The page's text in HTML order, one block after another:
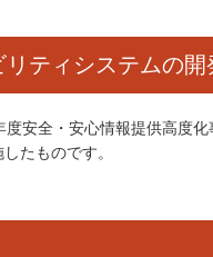
ティシステムの
安全・安心情報提供高度
たものです。